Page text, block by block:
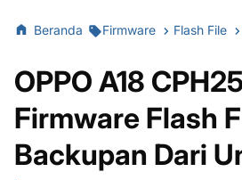
Beranda Firmware Flash File
OPPO A18
Firmware Flash
Backupan Dari